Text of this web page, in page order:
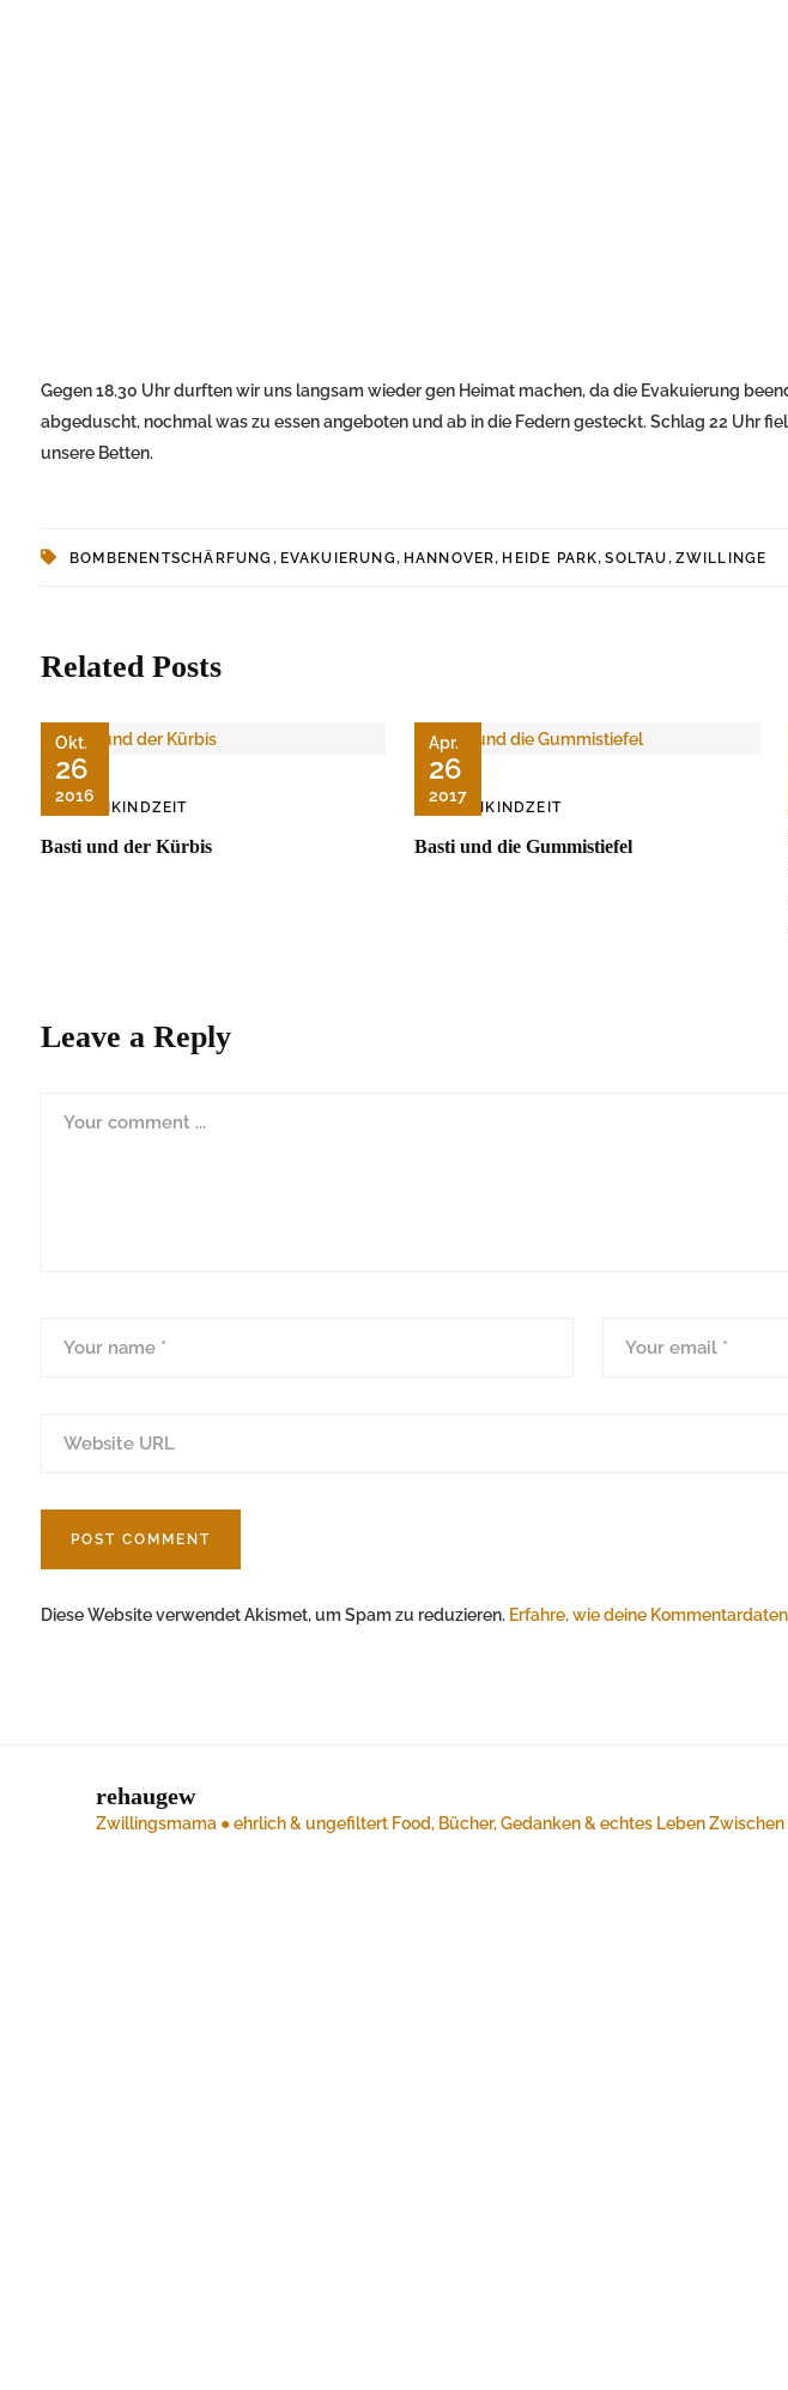
Gegen 18.30 Uhr durften wir uns langsam wieder gen Heimat machen, da die Evakuierung
abgeduscht, nochmal was zu essen angeboten und ab in die Federn gesteckt. Schlag 22 Uhr
unsere Betten.
BOMBENENTSCHÄRFUNG , EVAKUIERUNG, HANNOVER, HEIDE PARK,SOLTAU, ZWILLINGE
Related Posts
Okt.
26
2016
KLEINKINDZEIT
Basti und der Kürbis
Apr.
26
2017
KLEINKINDZEIT
Basti und die Gummistiefel
Leave a Reply
Diese Website verwendet Akismet, um Spam zu reduzieren. Erfahre, wie deine
rehaugew
Zwillingsmama ● ehrlich & ungefiltert Food, Bücher, Gedanken & echtes LebenZwischen